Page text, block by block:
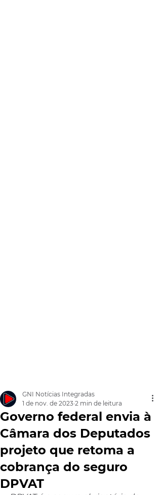
Governo federal envia à
Câmara dos Deputados
projeto que retoma a
cobrança do seguro
DPVAT
GNI Notícias Integradas
1 de nov. de 2023 2 min de leitura